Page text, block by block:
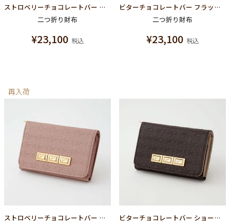
ストロベリーチョコレートバー フラップショートウォレット（財布）
二つ折り財布
¥23,100 税込
ビターチョコレートバー フラップショートウォレット（財布）
二つ折り財布
¥23,100 税込
再入荷
ストロベリーチョコレートバー ショートウォレット（財布）
ビターチョコレートバー ショートウォレット（財布）